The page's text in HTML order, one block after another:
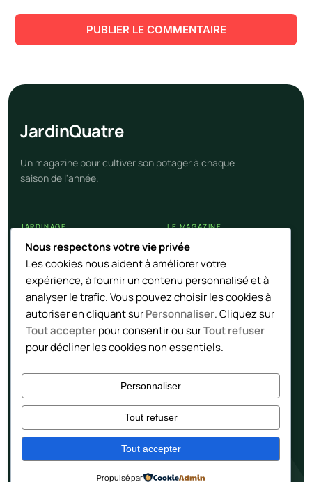
JardinQuatre
Un magazine pour cultiver son potager à chaque
saison de l'année.
JARDINAGE
Calendrier potager
Cultures et légumes
Techniques naturelles
LE MAGAZINE
Nos articles
Flux RSS
LÉGAL
© 2026 jardin4temps · Bergerac
Nous respectons votre vie privée
Les cookies nous aident à améliorer votre
expérience, à fournir un contenu personnalisé et à
analyser le trafic. Vous pouvez choisir les cookies à
autoriser en cliquant surPersonnaliser. Cliquez sur
Tout accepterpour consentir ou surTout refuser
pour décliner les cookies non essentiels.
Personnaliser
Tout refuser
Tout accepter
Propulsé par